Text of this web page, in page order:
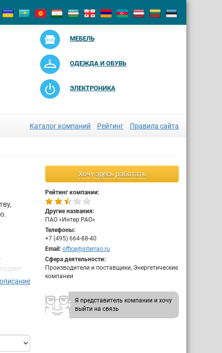
МЕБЕЛЬ
ОДЕЖДА И ОБУВЬ
ЭЛЕКТРОНИКА
Каталог компаний Рейтинг Правила сайта
Хочу здесь работать
Рейтинг компании:
Другие названия:
ПАО «Интер РАО»
Телефоны:
+7 (495) 664-88-40
Email: office@interrao.ru
Сфера деятельности:
Производители и поставщики, Энергетические
компании
Я представитель компании и хочу
выйти на связь
—
г.